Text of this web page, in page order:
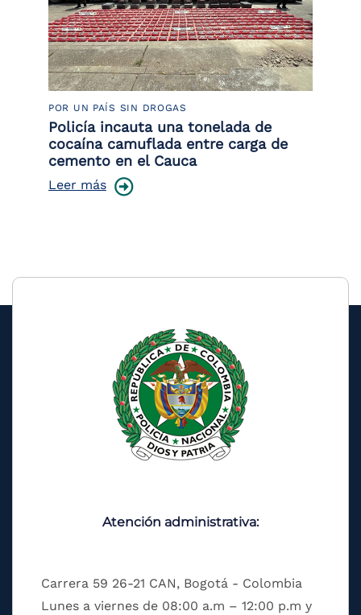
POR UN PAÍS SIN DROGAS
Policía incauta una tonelada de
cocaína camuflada entre carga de
cemento en el Cauca
Leer más
Atención administrativa:
Carrera 59 26-21 CAN, Bogotá - Colombia
Lunes a viernes de 08:00 a.m – 12:00 p.m y